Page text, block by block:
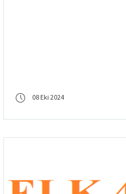
08 Eki 2024